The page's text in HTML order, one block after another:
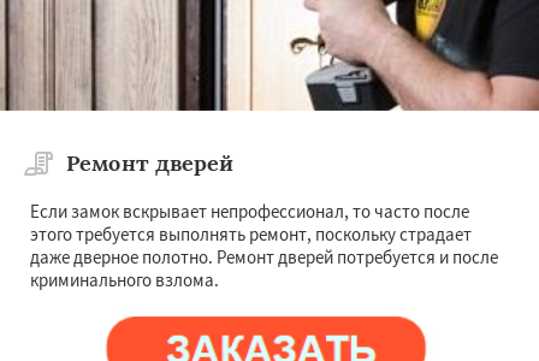
Ремонт дверей
Если замок вскрывает непрофессионал, то часто после
этого требуется выполнять ремонт, поскольку страдает
даже дверное полотно. Ремонт дверей потребуется и после
криминального взлома.